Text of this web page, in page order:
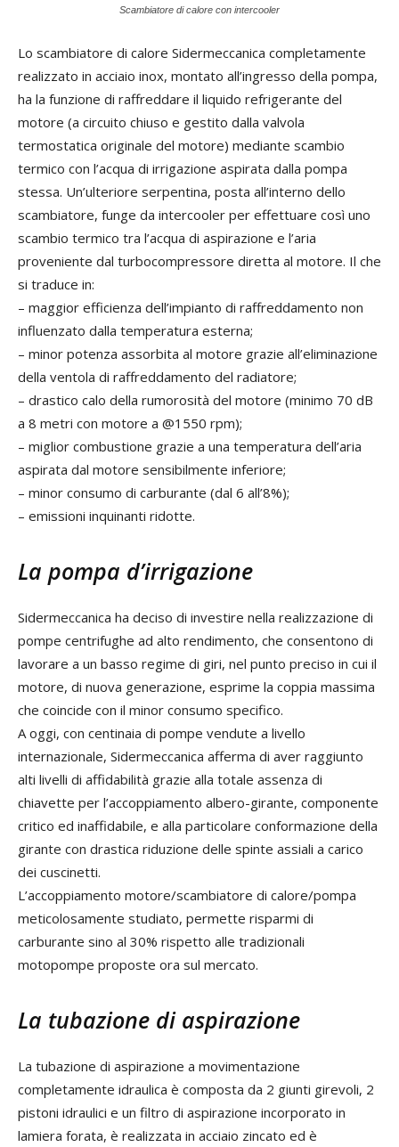
Scambiatore di calore con intercooler
Lo scambiatore di calore Sidermeccanica completamente
realizzato in acciaio inox, montato all’ingresso della pompa,
ha la funzione di raffreddare il liquido refrigerante del
motore (a circuito chiuso e gestito dalla valvola
termostatica originale del motore) mediante scambio
termico con l’acqua di irrigazione aspirata dalla pompa
stessa. Un’ulteriore serpentina, posta all’interno dello
scambiatore, funge da intercooler per effettuare così uno
scambio termico tra l’acqua di aspirazione e l’aria
proveniente dal turbocompressore diretta al motore. Il che
si traduce in:
– maggior efficienza dell’impianto di raffreddamento non
influenzato dalla temperatura esterna;
– minor potenza assorbita al motore grazie all’eliminazione
della ventola di raffreddamento del radiatore;
– drastico calo della rumorosità del motore (minimo 70 dB
a 8 metri con motore a @1550 rpm);
– miglior combustione grazie a una temperatura dell’aria
aspirata dal motore sensibilmente inferiore;
– minor consumo di carburante (dal 6 all’8%);
– emissioni inquinanti ridotte.
La pompa d’irrigazione
Sidermeccanica ha deciso di investire nella realizzazione di
pompe centrifughe ad alto rendimento, che consentono di
lavorare a un basso regime di giri, nel punto preciso in cui il
motore, di nuova generazione, esprime la coppia massima
che coincide con il minor consumo specifico.
A oggi, con centinaia di pompe vendute a livello
internazionale, Sidermeccanica afferma di aver raggiunto
alti livelli di affidabilità grazie alla totale assenza di
chiavette per l’accoppiamento albero-girante, componente
critico ed inaffidabile, e alla particolare conformazione della
girante con drastica riduzione delle spinte assiali a carico
dei cuscinetti.
L’accoppiamento motore/scambiatore di calore/pompa
meticolosamente studiato, permette risparmi di
carburante sino al 30% rispetto alle tradizionali
motopompe proposte ora sul mercato.
La tubazione di aspirazione
La tubazione di aspirazione a movimentazione
completamente idraulica è composta da 2 giunti girevoli, 2
pistoni idraulici e un filtro di aspirazione incorporato in
lamiera forata, è realizzata in acciaio zincato ed è